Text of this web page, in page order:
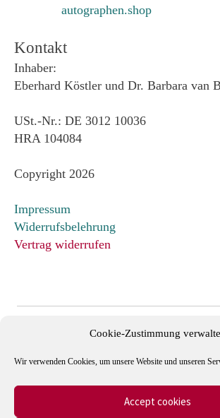
Cookie-Zustimmung
Wir verwenden Cookies, um unsere Website und unseren
Accept cookies
autographen.shop
Kontakt
Inhaber:
Eberhard Köstler und Dr. Barbara van
USt.-Nr.: DE 3012 10036
HRA 104084
Copyright 2026
Impressum
Widerrufsbelehrung
Vertrag widerrufen